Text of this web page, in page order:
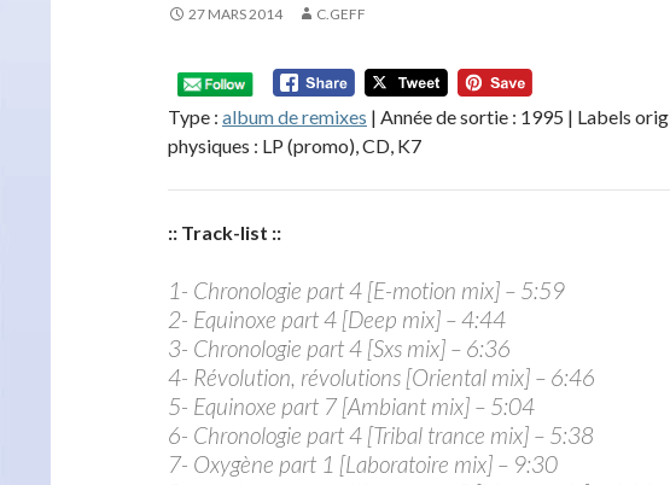
27 MARS 2014 C.GEFF
Type : album de remixes | Année de sortie : 1995 | Labels
physiques : LP (promo), CD, K7
:: Track-list ::
1- Chronologie part 4 [E-motion mix] – 5:59
2- Equinoxe part 4 [Deep mix] – 4:44
3- Chronologie part 4 [Sxs mix] – 6:36
4- Révolution, révolutions [Oriental mix] – 6:46
5- Equinoxe part 7 [Ambiant mix] – 5:04
6- Chronologie part 4 [Tribal trance mix] – 5:38
7- Oxygène part 1 [Laboratoire mix] – 9:30